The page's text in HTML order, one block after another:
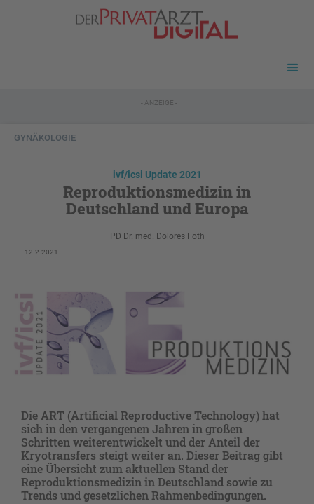
- ANZEIGE -
GYNÄKOLOGIE
ivf/icsi Update 2021
Reproduktionsmedizin in
Deutschland und Europa
PD Dr. med. Dolores Foth
12.2.2021
Die ART (Artificial Reproductive Technology) hat
sich in den vergangenen Jahren in großen
Schritten weiterentwickelt und der Anteil der
Kryotransfers steigt weiter an. Dieser Beitrag gibt
eine Übersicht zum aktuellen Stand der
Reproduktionsmedizin in Deutschland sowie zu
Trends und gesetzlichen Rahmenbedingungen.